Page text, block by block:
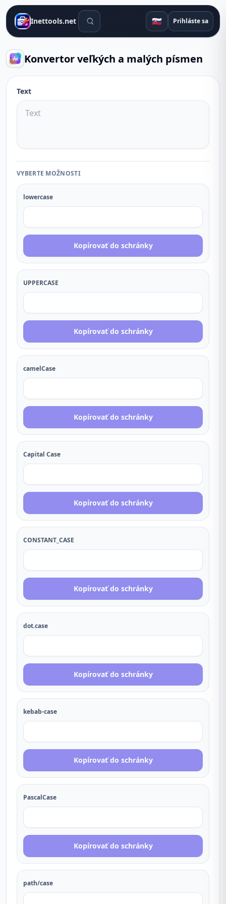
Inettools.net Vyhľadávacie nástroje
🇸🇰 Prihláste sa
Konvertor veľkých a malých písmen
Text
VYBERTE MOŽNOSTI
lowercase
Kopírovať do schránky
UPPERCASE
Kopírovať do schránky
camelCase
Kopírovať do schránky
Capital Case
Kopírovať do schránky
CONSTANT_CASE
Kopírovať do schránky
dot.case
Kopírovať do schránky
kebab-case
Kopírovať do schránky
PascalCase
Kopírovať do schránky
path/case